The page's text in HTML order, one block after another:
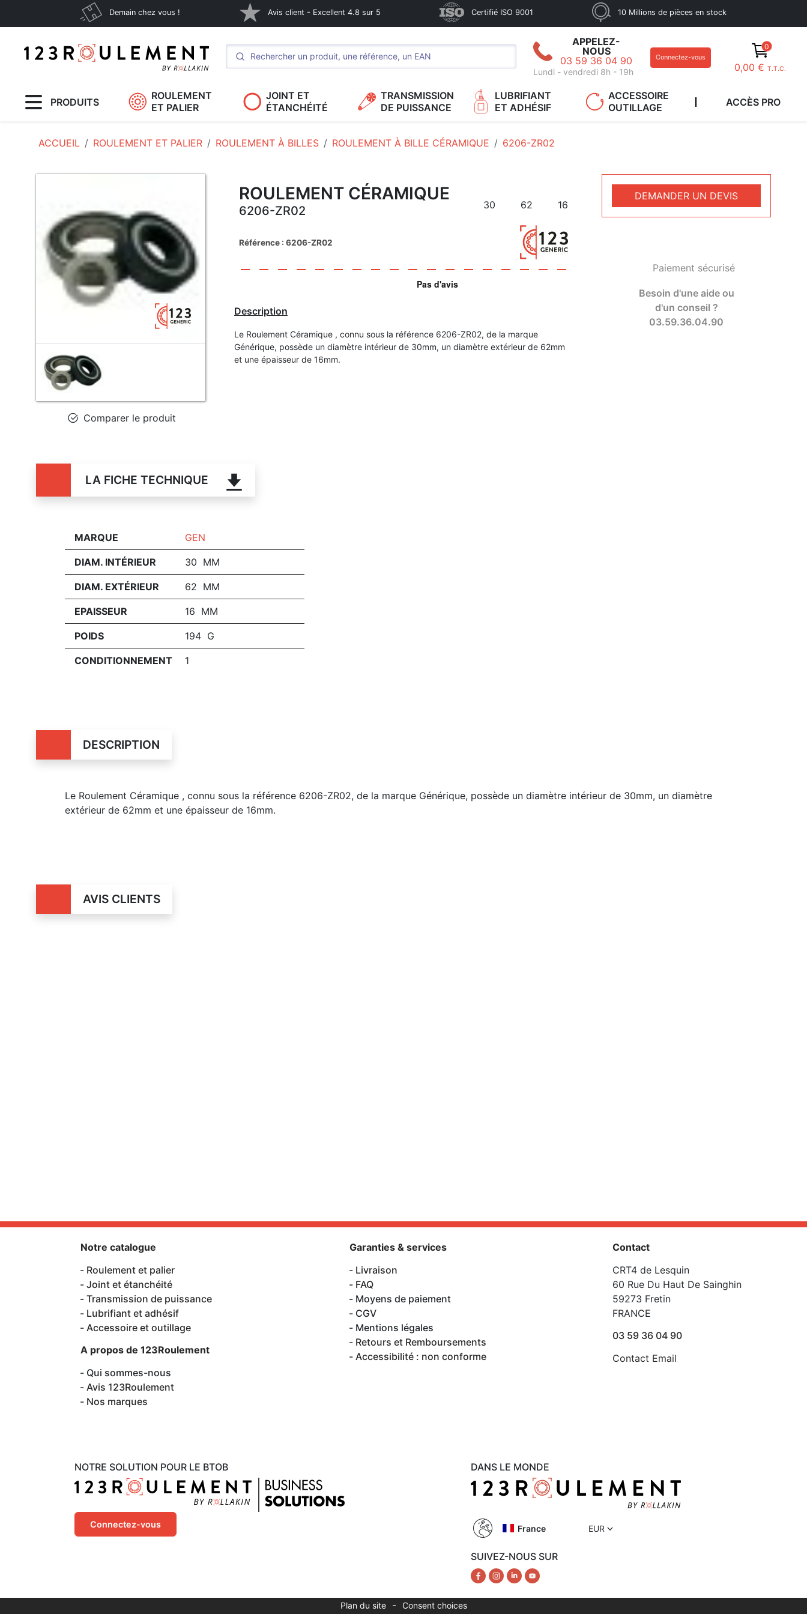
Demain chez vous ! Avis client - Excellent 4.8 sur 5 Certifié ISO 9001 10 Millions de pièces en stock
APPELEZ-
NOUS
03 59 36 04 90
Lundi - vendredi 8h - 19h
Connectez-vous
0
0,00 € T.T.C.
PRODUITS
ROULEMENT
ET PALIER
JOINT ET
ÉTANCHÉITÉ
TRANSMISSION
DE PUISSANCE
LUBRIFIANT
ET ADHÉSIF
ACCESSOIRE
OUTILLAGE
ACCÈS PRO
ACCUEIL ROULEMENT ET PALIER ROULEMENT À BILLES ROULEMENT À BILLE CÉRAMIQUE 6206-ZR02
Comparer le produit
ROULEMENT CÉRAMIQUE
6206-ZR02 30 62 16
Référence : 6206-ZR02
Description
Le Roulement Céramique , connu sous la référence 6206-ZR02, de la marque
Générique, possède un diamètre intérieur de 30mm, un diamètre extérieur de 62mm
et une épaisseur de 16mm.
DEMANDER UN DEVIS
Paiement sécurisé
Besoin d'une aide ou
d'un conseil ?
03.59.36.04.90
LA FICHE TECHNIQUE
MARQUE GEN
DIAM. INTÉRIEUR 30 MM
DIAM. EXTÉRIEUR 62 MM
EPAISSEUR 16 MM
POIDS 194 G
CONDITIONNEMENT 1
DESCRIPTION
Le Roulement Céramique , connu sous la référence 6206-ZR02, de la marque Générique, possède un diamètre intérieur de 30mm, un diamètre
extérieur de 62mm et une épaisseur de 16mm.
AVIS CLIENTS
NOTRE SOLUTION POUR LE BTOB
Connectez-vous
Notre catalogue
Roulement et palier
Joint et étanchéité
Transmission de puissance
Lubrifiant et adhésif
Accessoire et outillage
A propos de 123Roulement
Qui sommes-nous
Avis 123Roulement
Nos marques
Garanties & services
Livraison
FAQ
Moyens de paiement
CGV
Mentions légales
Retours et Remboursements
Accessibilité : non conforme
Contact
CRT4 de Lesquin
60 Rue Du Haut De Sainghin
59273 Fretin
FRANCE
03 59 36 04 90
Contact Email
DANS LE MONDE
France EUR
SUIVEZ-NOUS SUR
Plan du site - Consent choices